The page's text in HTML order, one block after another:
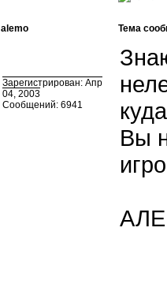
alemo Тема
Зарегистрирован: Апр
04, 2003
Сообщений: 6941
Вы